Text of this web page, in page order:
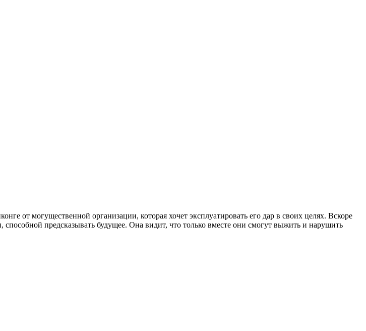
от могущественной организации, которая хочет эксплуатировать его дар в своих целях. Вскоре
предсказывать будущее. Она видит, что только вместе они смогут выжить и нарушить